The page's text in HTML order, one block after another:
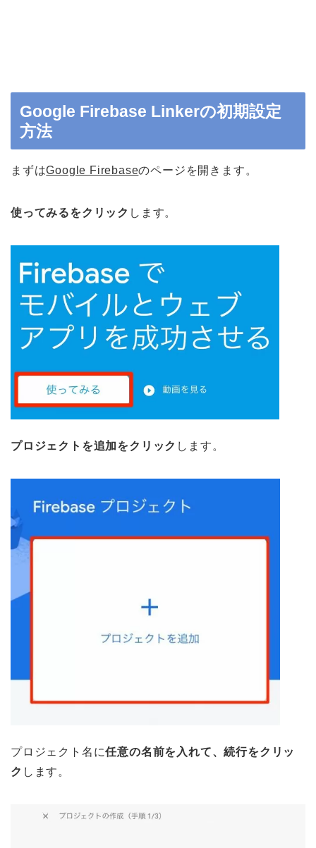
Google Firebase Linkerの初期設定
方法
まずはGoogle Firebaseのページを開きます。
使ってみるをクリック します。
プロジェクトを追加をクリック します。
プロジェクト名に任意の名前を入れて、続行をクリッ
ク します。